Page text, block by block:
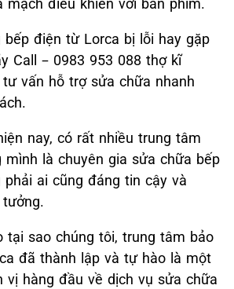
mạch điều khiển với bàn phím.
bếp điện từ Lorca bị lỗi hay gặp
Call – 0983 953 088 thợ kĩ
vấn hỗ trợ sửa chữa nhanh
nay, có rất nhiều trung tâm
là chuyên gia sửa chữa bếp
ai cũng đáng tin cậy và
tại sao chúng tôi, trung tâm bảo
đã thành lập và tự hào là một
vị hàng đầu về dịch vụ sửa chữa